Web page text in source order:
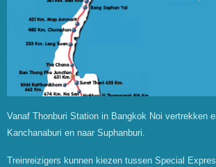
Vanaf Thonburi Station in Bangkok Noi vertrekken
Kanchanaburi en naar Suphanburi.
Treinreizigers kunnen kiezen tussen Special